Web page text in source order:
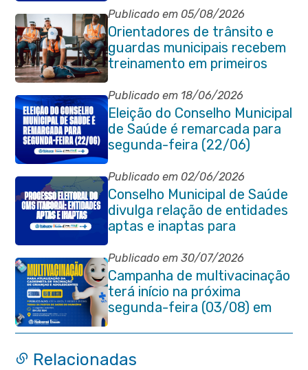
2030
Publicado em 05/08/2026
Orientadores de trânsito e
guardas municipais recebem
treinamento em primeiros
socorros em Itaboraí
Publicado em 18/06/2026
Eleição do Conselho Municipal
de Saúde é remarcada para
segunda-feira (22/06)
Publicado em 02/06/2026
Conselho Municipal de Saúde
divulga relação de entidades
aptas e inaptas para
processo eleitoral do
quadriênio 2026-2030
Publicado em 30/07/2026
Campanha de multivacinação
terá início na próxima
segunda-feira (03/08) em
Itaboraí
Relacionadas